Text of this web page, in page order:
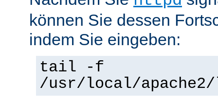
können Sie dessen
indem Sie eingeben:
tail -f
/usr/local/